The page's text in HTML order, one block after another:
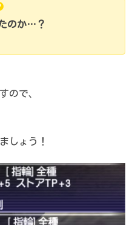
のか…？
ので、
しょう！